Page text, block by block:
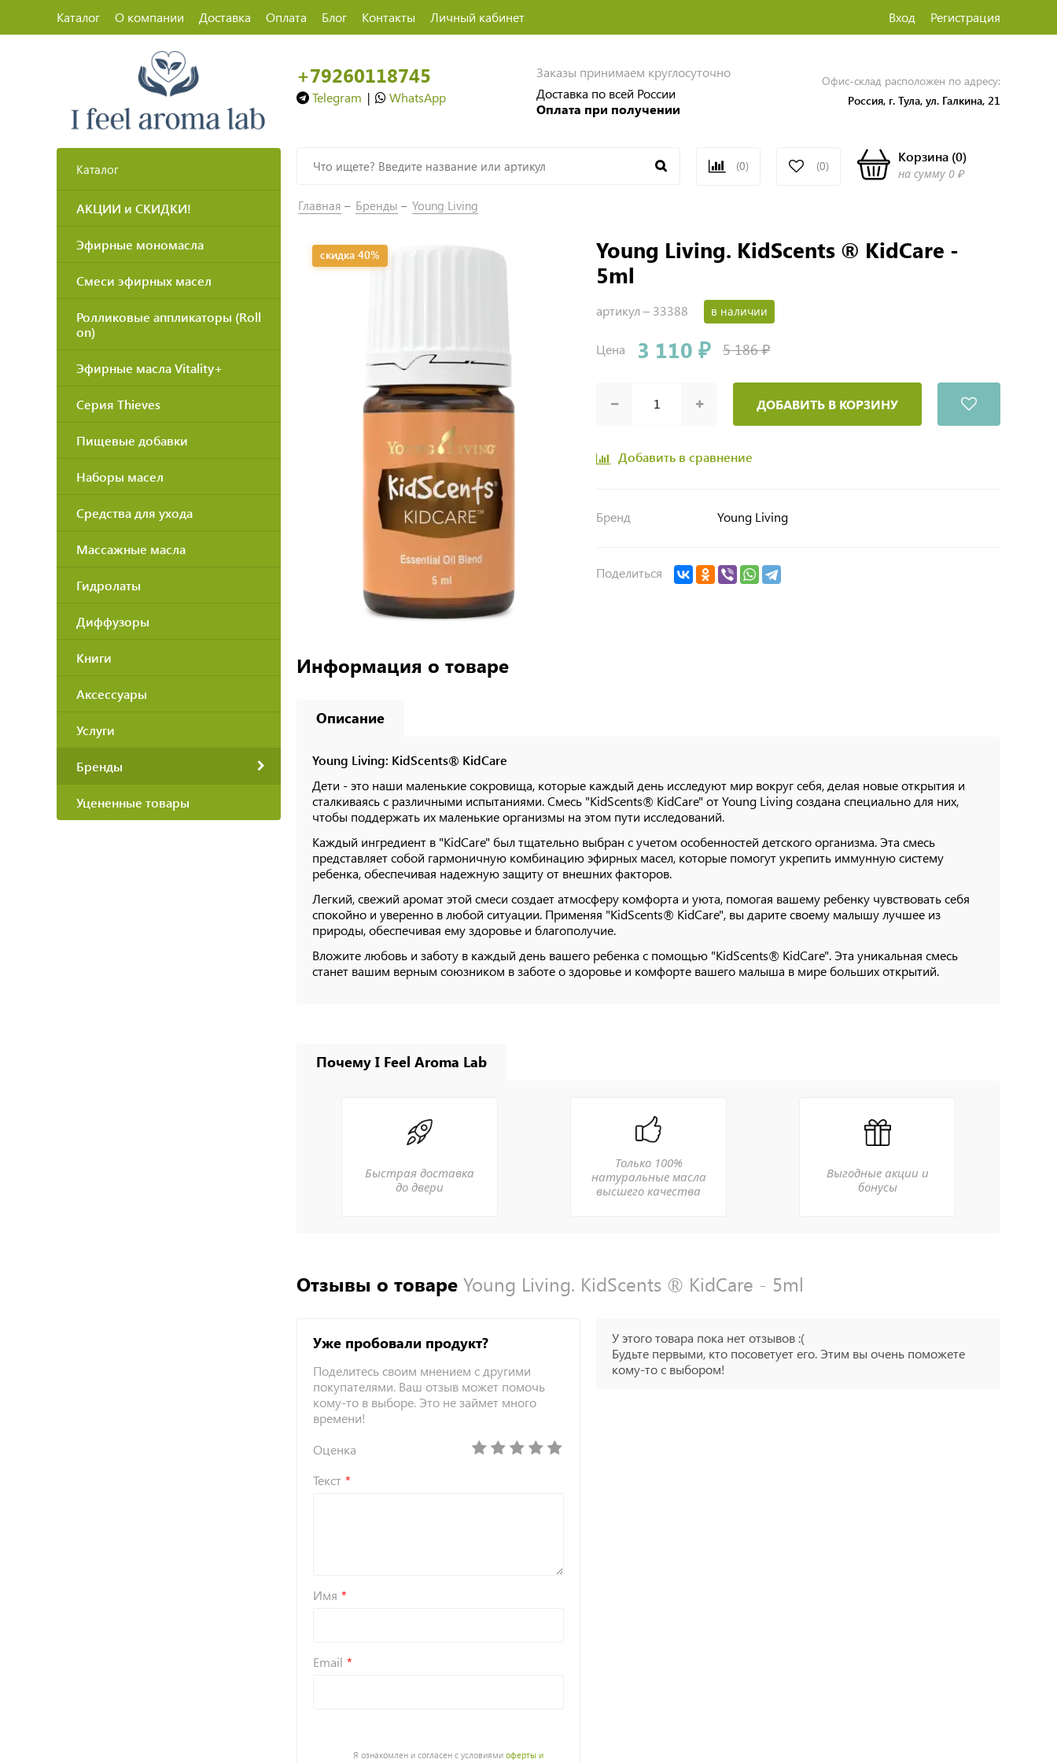
Каталог О компании Доставка Оплата Блог Контакты Личный кабинет Вход Регистрация
+79260118745
Telegram | WhatsApp
Заказы принимаем круглосуточно
Доставка по всей России
Оплата при получении
Офис-склад расположен по адресу:
Россия, г. Тула, ул. Галкина, 21
(0) (0)
Корзина(0)
на сумму 0 ₽
Каталог
АКЦИИ и СКИДКИ!
Эфирные мономасла
Смеси эфирных масел
Ролликовые аппликаторы (Roll
on)
Эфирные масла Vitality+
Серия Thieves
Пищевые добавки
Наборы масел
Средства для ухода
Массажные масла
Гидролаты
Диффузоры
Книги
Аксессуары
Услуги
Бренды
Уцененные товары
Главная Бренды Young Living
скидка 40%
Young Living. KidScents ® KidCare -
5ml
артикул – 33388 в наличии
Цена 3 110 ₽ 5 186 ₽
ДОБАВИТЬ В КОРЗИНУ
Добавить в сравнение
Бренд Young Living
Поделиться
Информация о товаре
Описание
Young Living: KidScents® KidCare
Дети - это наши маленькие сокровища, которые каждый день исследуют мир вокруг себя, делая новые открытия и
сталкиваясь с различными испытаниями. Смесь "KidScents® KidCare" от Young Living создана специально для них,
чтобы поддержать их маленькие организмы на этом пути исследований.
Каждый ингредиент в "KidCare" был тщательно выбран с учетом особенностей детского организма. Эта смесь
представляет собой гармоничную комбинацию эфирных масел, которые помогут укрепить иммунную систему
ребенка, обеспечивая надежную защиту от внешних факторов.
Легкий, свежий аромат этой смеси создает атмосферу комфорта и уюта, помогая вашему ребенку чувствовать себя
спокойно и уверенно в любой ситуации. Применяя "KidScents® KidCare", вы дарите своему малышу лучшее из
природы, обеспечивая ему здоровье и благополучие.
Вложите любовь и заботу в каждый день вашего ребенка с помощью "KidScents® KidCare". Эта уникальная смесь
станет вашим верным союзником в заботе о здоровье и комфорте вашего малыша в мире больших открытий.
Почему I Feel Aroma Lab
Быстрая доставка
до двери
Только 100%
натуральные масла
высшего качества
Выгодные акции и
бонусы
Отзывы о товаре Young Living. KidScents ® KidCare - 5ml
Уже пробовали продукт?
Поделитесь своим мнением с другими
покупателями. Ваш отзыв может помочь
кому-то в выборе. Это не займет много
времени!
Оценка
Текст
Имя
Email
Я ознакомлен и согласен с условиямиоферты и
У этого товара пока нет отзывов :(
Будьте первыми, кто посоветует его. Этим вы очень поможете
кому-то с выбором!